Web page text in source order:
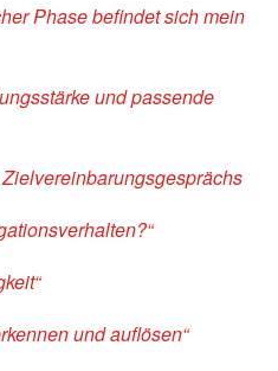
Phase befindet sich mein
und passende
und auflösen“